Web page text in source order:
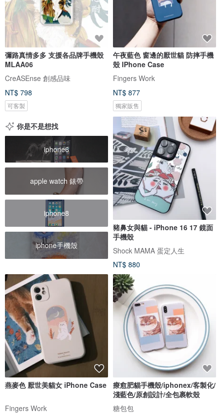
彌路真情多多 支援各品牌手機殼
MLAA06
CreASEnse 創感品味
NT$ 798
可客製
午夜藍色 窗邊的厭世貓 防摔手機
殼 IPhone Case
Fingers Work
NT$ 877
獨家販售
你是不是想找
iphone6
apple watch 錶帶
iphone8
iphone手機殼
豬鼻女與貓 - iPhone 16 17 鏡面
手機殼
Shock MAMA 蛋定人生
NT$ 880
燕麥色 厭世美貓女 iPhone Case
Fingers Work
療愈肥貓手機殼/iphonex/客製化/
淺藍色/原創設計/全包裹軟殼
糖包包